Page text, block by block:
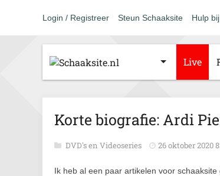
Login / Registreer Steun Schaaksite Hulp
Live
Korte biografie: Ardi
DVD's en Videoseries 26 oktober 2020
Ik heb al een paar artikelen voor